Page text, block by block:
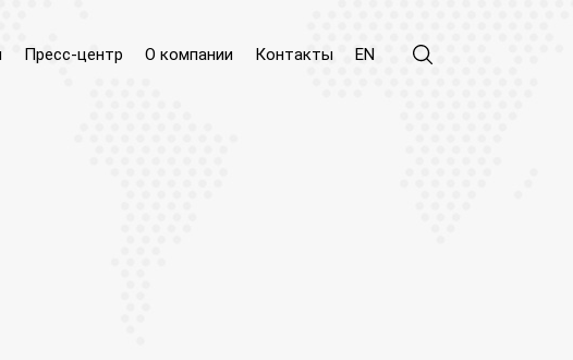
Пресс-центр О компании Контакты EN